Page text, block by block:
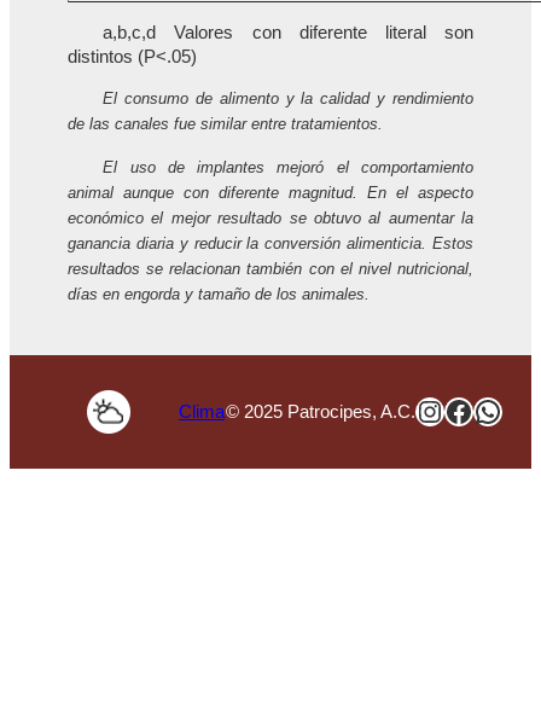
a,b,c,d Valores con diferente literal son
distintos (P<.05)
El consumo de alimento y la calidad y rendimiento
de las canales fue similar entre tratamientos.
El uso de implantes mejoró el comportamiento
animal aunque con diferente magnitud. En el aspecto
económico el mejor resultado se obtuvo al aumentar la
ganancia diaria y reducir la conversión alimenticia. Estos
resultados se relacionan también con el nivel nutricional,
días en engorda y tamaño de los animales.
Clima© 2025 Patrocipes, A.C.